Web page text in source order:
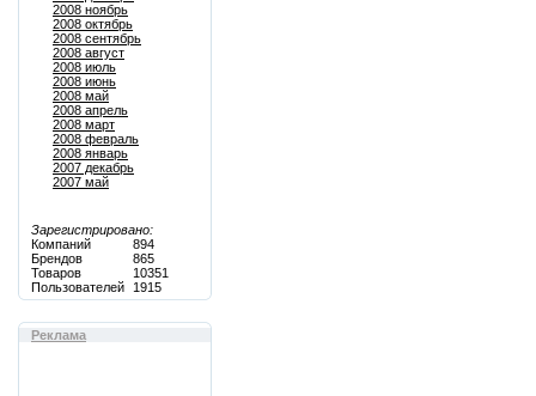
2008 ноябрь
2008 октябрь
2008 сентябрь
2008 август
2008 июль
2008 июнь
2008 май
2008 апрель
2008 март
2008 февраль
2008 январь
2007 декабрь
2007 май
Зарегистрировано:
Компаний
894
Брендов
865
Товаров
10351
Пользователей
1915
Реклама